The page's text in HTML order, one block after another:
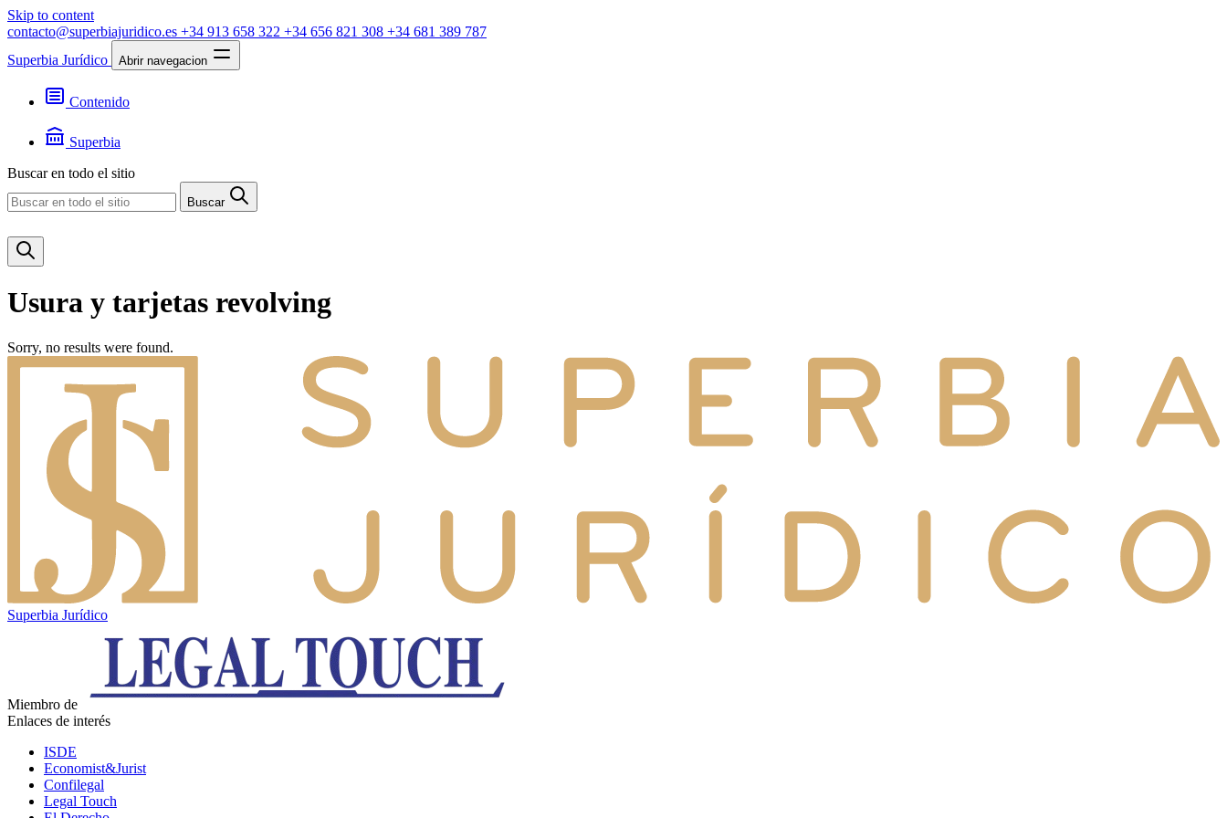
Skip to content
contacto@superbiajuridico.es +34 913 658 322 +34 656 821 308 +34 681 389 787
Superbia Jurídico
Abrir navegacion
Contenido
Jurisprudencia
Noticias
Superbia
Contacto
Buscar en todo el sitio
Buscar
Usura y tarjetas revolving
Sorry, no results were found.
Superbia Jurídico
Miembro de
Enlaces de interés
ISDE
Economist&Jurist
Confilegal
Legal Touch